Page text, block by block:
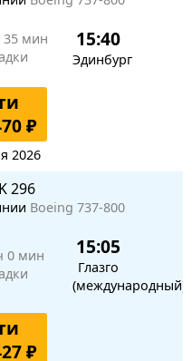
35 мин
15:40
Эдинбург
₽
2026
296
Boeing 737-800
0 мин
15:05
Глазго
(международный)
₽